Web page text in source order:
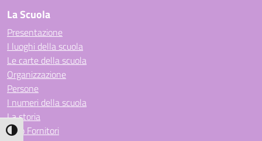
Attiva/disattiva alto contrasto
La Scuola
Presentazione
I luoghi della scuola
Le carte della scuola
Organizzazione
Persone
I numeri della scuola
La storia
Albo Fornitori